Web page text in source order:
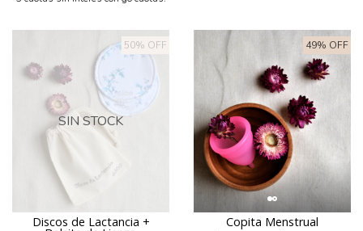
50% OFF
SIN STOCK
Discos de Lactancia +
49% OFF
Copita Menstrual